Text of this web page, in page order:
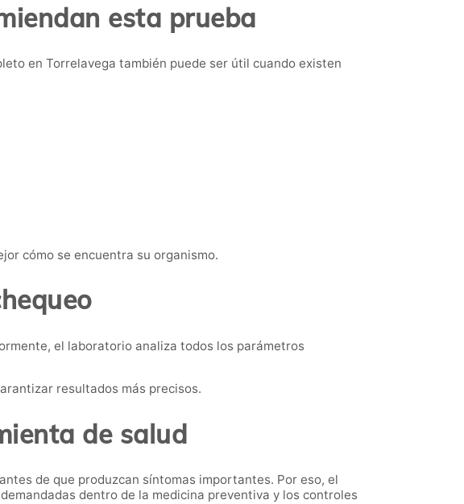
esta prueba
en Torrelavega también puede ser útil cuando existen
cómo se encuentra su organismo.
el laboratorio analiza todos los parámetros
resultados más precisos.
de salud
de que produzcan síntomas importantes. Por eso, el
dentro de la medicina preventiva y los controles